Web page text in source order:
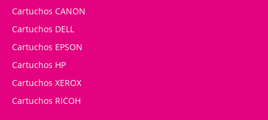
Cartuchos CANON
Cartuchos DELL
Cartuchos EPSON
Cartuchos HP
Cartuchos XEROX
Cartuchos RICOH